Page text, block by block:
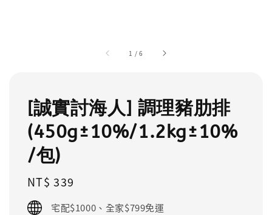
1 /6
[誠實討海人] 調理豬肋排
(450g±10%/1.2kg±10%
/包)
Regular
price
NT$ 339
宅配$1000、全家$799免運